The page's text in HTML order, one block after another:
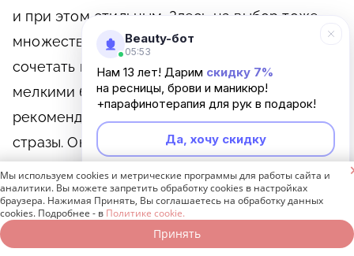
и при этом стильным. Здесь на выбор тоже
множество цветов и текстур. Можно
сочетать матовый тон со слюдой или
мелкими блестками. Мастера маникюра не
рекомендуют добавлять в этом случае
стразы. Они абсолютно не сочетаются с
матовым покрытием.
4. Идеи с нежным текстурным маникюром
Отлично дополнит
Beauty-бот
05:53
Нам 13 лет! Дарим скидку 7%
на ресницы, брови и маникюр!
+парафинотерапия для рук в подарок!
Да, хочу скидку
Неинтересно
Мы используем cookies и метрические программы для работы сайта и
аналитики. Вы можете запретить обработку cookies в настройках
браузера. Нажимая Принять, Вы соглашаетесь на обработку данных
cookies. Подробнее - в Политике cookie.
Принять